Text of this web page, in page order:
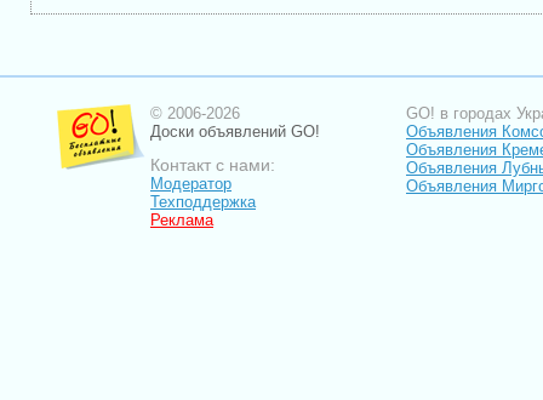
© 2006-2026
Доски объявлений GO!
Контакт с нами:
Модератор
Техподдержка
Реклама
GO! в городах
Объявления
Объявления
Объявления
Объявления